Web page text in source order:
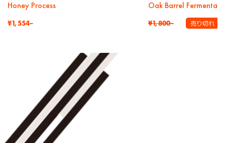
Honey Process
通
¥1,554~
Oak Barrel
通
¥1,800~ 売り切れ